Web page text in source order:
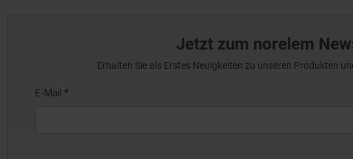
Jetzt zum norelem
Erhalten Sie als Erstes Neuigkeiten zu unseren Produkten